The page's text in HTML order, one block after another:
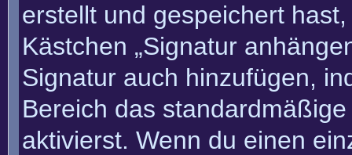
erstellt und gespeichert
Kästchen „Signatur
Signatur auch hinzufügen,
Bereich das
aktivierst. Wenn du einen